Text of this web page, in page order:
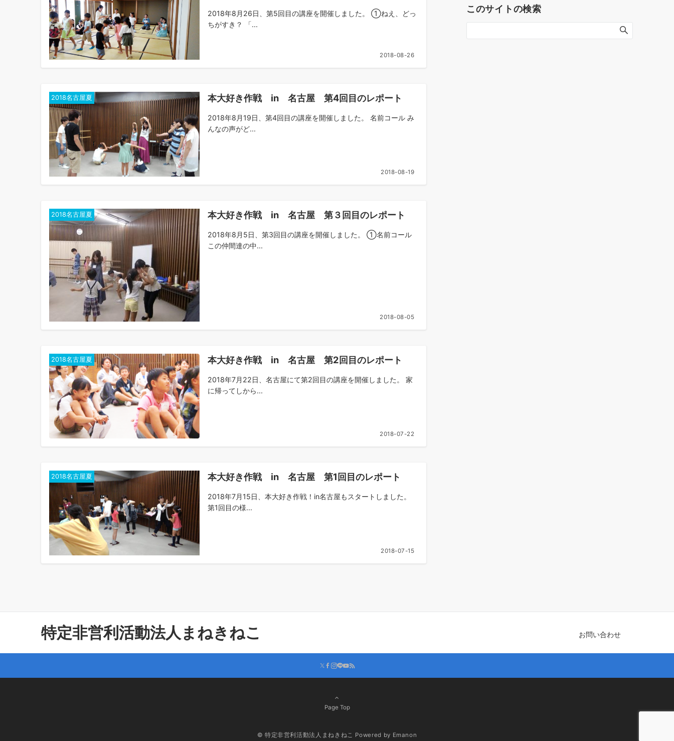
2018年8月26日、第5回目の講座を開催しました。 ①ねえ、どっ
ちがすき？ 「...
2018-08-26
2018名古屋夏 本大好き作戦 in 名古屋 第4回目のレポート
2018年8月19日、第4回目の講座を開催しました。 名前コール み
んなの声がど...
2018-08-19
2018名古屋夏 本大好き作戦 in 名古屋 第３回目のレポート
2018年8月5日、第3回目の講座を開催しました。 ①名前コール
この仲間達の中...
2018-08-05
2018名古屋夏 本大好き作戦 in 名古屋 第2回目のレポート
2018年7月22日、名古屋にて第2回目の講座を開催しました。 家
に帰ってしから...
2018-07-22
2018名古屋夏 本大好き作戦 in 名古屋 第1回目のレポート
2018年7月15日、本大好き作戦！in名古屋もスタートしました。
第1回目の様...
2018-07-15
このサイトの検索
特定非営利活動法人まねきねこ お問い合わせ
Page Top
© 特定非営利活動法人まねきねこ Powered by Emanon